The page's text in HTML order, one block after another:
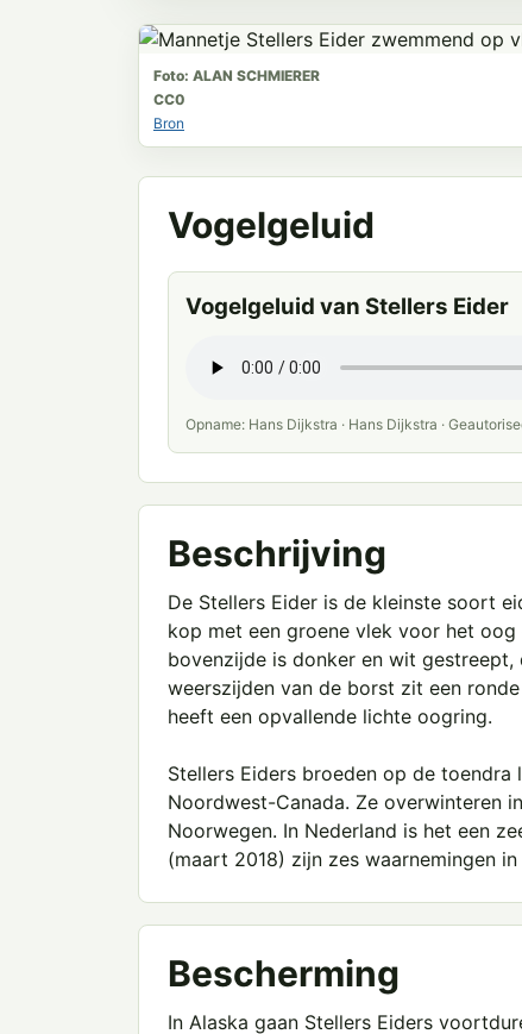
Foto: ALAN SCHMIERER
CC0
Bron
Vogelgeluid
Vogelgeluid van Stellers Eider
Opname: Hans Dijkstra · Hans Dijkstra ·
Beschrijving
De Stellers Eider is de kleinste soort
kop met een groene vlek voor het
bovenzijde is donker en wit
weerszijden van de borst zit een
heeft een opvallende lichte oogring.
Stellers Eiders broeden op de toendra
Noordwest-Canada. Ze overwinteren
Noorwegen. In Nederland is het een
(maart 2018) zijn zes waarnemingen
Bescherming
In Alaska gaan Stellers Eiders